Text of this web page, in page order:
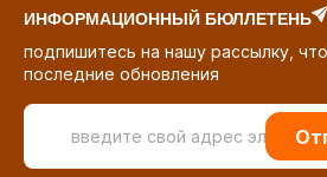
ИНФОРМАЦИОННЫЙ БЮЛЛЕТЕНЬ
подпишитесь на нашу рассылку,
последние обновления